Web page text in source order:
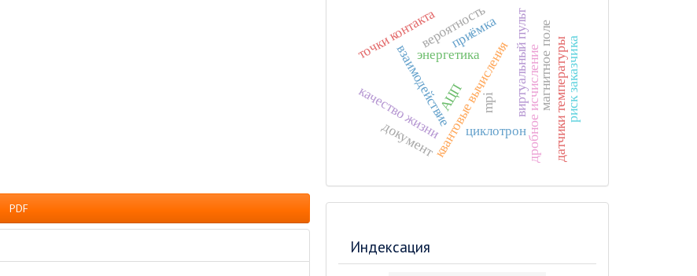
PDF
квантовые вычисления
взаимодействие
энергетика виртуальный пульт
mpi
качество жизни
документ дробное исчисление
точки контакта магнитное поле
циклотрон
АЦП датчики температурыриск заказчика
вероятность
приёмка
Индексация